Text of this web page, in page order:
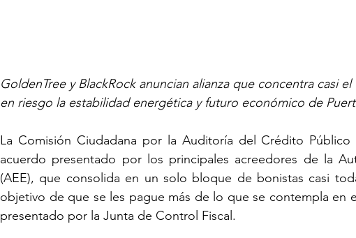
GoldenTree y BlackRock anuncian alianza que concentra casi
en riesgo la estabilidad energética y futuro económico de
La Comisión Ciudadana por la Auditoría del Crédito
acuerdo presentado por los principales acreedores de la
(AEE), que consolida en un solo bloque de bonistas casi
objetivo de que se les pague más de lo que se contempla en
presentado por la Junta de Control Fiscal.